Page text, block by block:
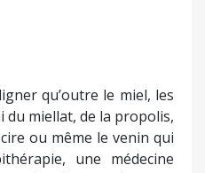
qu’outre le miel, les
miellat, de la propolis,
ou même le venin qui
une médecine